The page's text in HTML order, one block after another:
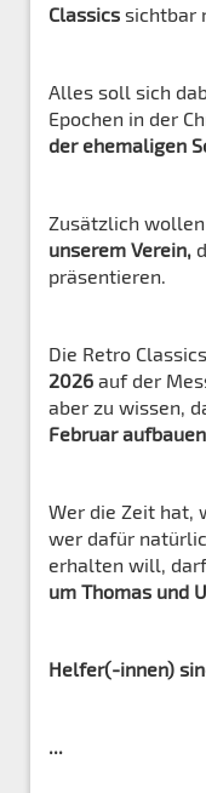
Classics sichtbar
Alles soll sich
Epochen in der
der ehemaligen
Zusätzlich
unserem Verein,
präsentieren.
Die Retro
2026 auf der
aber zu wissen,
Februar aufbauen
Wer die Zeit hat,
wer dafür
erhalten will,
um Thomas und
Helfer(-innen)
...